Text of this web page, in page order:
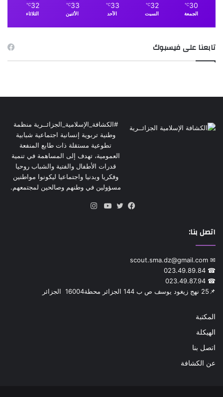
30
℃
الجمعة
32
℃
السبت
33
℃
الأحد
33
℃
الأثنين
32
℃
الثلاثاء
تابعنا على فيسبوك
#الكشافة_الإسلامية_الجزائــرية منظمة
وطنية تربوية إنسانية اجتماعية شبابية
تطوعية مستقلة ذات طابع المنفعة
العمومية، تهدف إلى المساهمة في تنمية
قدرات الأطفال والفتية والشباب روحيا
وفكريا وبدنيا واجتماعيا ليكونوا مواطنين
مسؤولين في وطنهم وصالحين لمجتمعهم.
اتصل بنا:
✉ scout.sma.dz@gmail.com
☎ 023.49.89.84
☎ 023.49.87.94
📌‎25 نهج زيغود يوسف ص ب 144 الجزائر محطة‎ 16004 الجزائر
المكتبة
الهيكلة
اتصل بنا
عن الكشافة